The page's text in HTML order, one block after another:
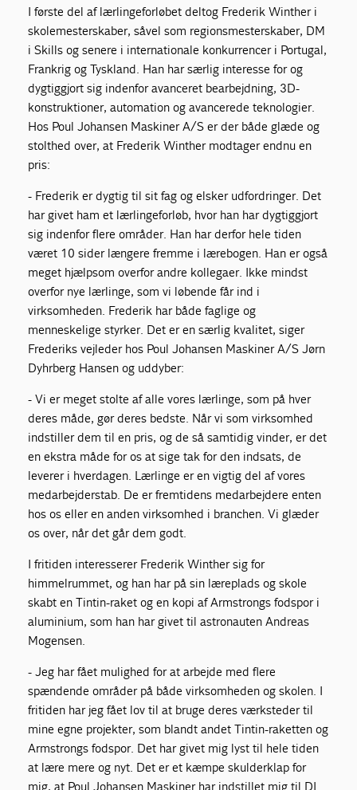
I første del af lærlingeforløbet deltog Frederik Winther i
skolemesterskaber, såvel som regionsmesterskaber, DM
i Skills og senere i internationale konkurrencer i Portugal,
Frankrig og Tyskland. Han har særlig interesse for og
dygtiggjort sig indenfor avanceret bearbejdning, 3D-
konstruktioner, automation og avancerede teknologier.
Hos Poul Johansen Maskiner A/S er der både glæde og
stolthed over, at Frederik Winther modtager endnu en
pris:
- Frederik er dygtig til sit fag og elsker udfordringer. Det
har givet ham et lærlingeforløb, hvor han har dygtiggjort
sig indenfor flere områder. Han har derfor hele tiden
været 10 sider længere fremme i lærebogen. Han er også
meget hjælpsom overfor andre kollegaer. Ikke mindst
overfor nye lærlinge, som vi løbende får ind i
virksomheden. Frederik har både faglige og
menneskelige styrker. Det er en særlig kvalitet, siger
Frederiks vejleder hos Poul Johansen Maskiner A/S Jørn
Dyhrberg Hansen og uddyber:
- Vi er meget stolte af alle vores lærlinge, som på hver
deres måde, gør deres bedste. Når vi som virksomhed
indstiller dem til en pris, og de så samtidig vinder, er det
en ekstra måde for os at sige tak for den indsats, de
leverer i hverdagen. Lærlinge er en vigtig del af vores
medarbejderstab. De er fremtidens medarbejdere enten
hos os eller en anden virksomhed i branchen. Vi glæder
os over, når det går dem godt.
I fritiden interesserer Frederik Winther sig for
himmelrummet, og han har på sin læreplads og skole
skabt en Tintin-raket og en kopi af Armstrongs fodspor i
aluminium, som han har givet til astronauten Andreas
Mogensen.
- Jeg har fået mulighed for at arbejde med flere
spændende områder på både virksomheden og skolen. I
fritiden har jeg fået lov til at bruge deres værksteder til
mine egne projekter, som blandt andet Tintin-raketten og
Armstrongs fodspor. Det har givet mig lyst til hele tiden
at lære mere og nyt. Det er et kæmpe skulderklap for
mig, at Poul Johansen Maskiner har indstillet mig til DI